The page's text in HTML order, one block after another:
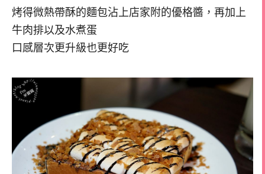
烤得微熱帶酥的麵包沾上店家附的優格醬，再加上
牛肉排以及水煮蛋
口感層次更升級也更好吃